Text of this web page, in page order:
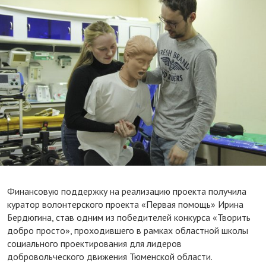
Финансовую поддержку на реализацию проекта получила
куратор волонтерского проекта «Первая помощь» Ирина
Бердюгина, став одним из победителей конкурса «Творить
добро просто», проходившего в рамках областной школы
социального проектирования для лидеров
добровольческого движения Тюменской области.